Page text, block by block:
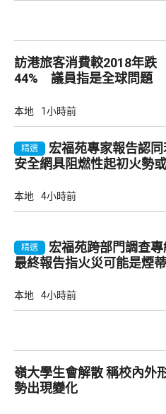
訪港旅客消費較2018年跌
44% 議員指是全球問題
本地 1小時前
精選
宏福苑專家報告認同
安全網具阻燃性起初火勢
本地 4小時前
精選
宏福苑跨部門調查專
最終報告指火災可能是煙蒂
本地 4小時前
嶺大學生會解散 稱校內外形
勢出現變化